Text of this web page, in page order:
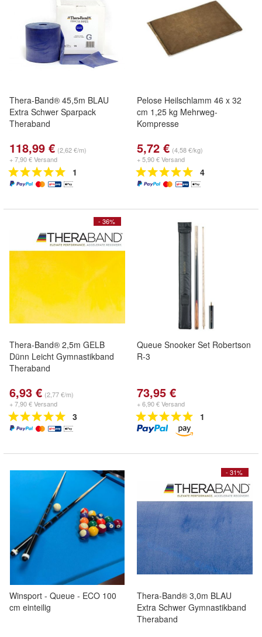
Thera-Band® 45,5m BLAU
Extra Schwer Sparpack
Theraband
118,99 € (2,62 €/m)
+ 7,90 € Versand
1
Pelose Heilschlamm 46 x 32
cm 1,25 kg Mehrweg-
Kompresse
5,72 € (4,58 €/kg)
+ 5,90 € Versand
4
- 36%
Thera-Band® 2,5m GELB
Dünn Leicht Gymnastikband
Theraband
6,93 € (2,77 €/m)
+ 7,90 € Versand
3
Queue Snooker Set Robertson
R-3
73,95 €
+ 6,90 € Versand
1
Winsport - Queue - ECO 100
cm einteilig
- 31%
Thera-Band® 3,0m BLAU
Extra Schwer Gymnastikband
Theraband